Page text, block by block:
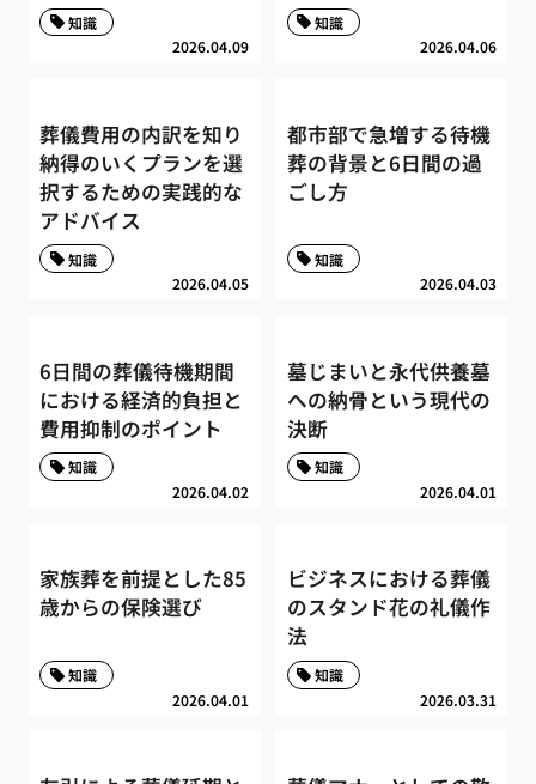
2026.04.09
知識
2026.04.06
知識
葬儀費用の内訳を知り
納得のいくプランを選
択するための実践的な
アドバイス
2026.04.05
知識
都市部で急増する待機
葬の背景と6日間の過
ごし方
2026.04.03
知識
6日間の葬儀待機期間
における経済的負担と
費用抑制のポイント
2026.04.02
知識
墓じまいと永代供養墓
への納骨という現代の
決断
2026.04.01
知識
家族葬を前提とした85
歳からの保険選び
2026.04.01
知識
ビジネスにおける葬儀
のスタンド花の礼儀作
法
2026.03.31
知識